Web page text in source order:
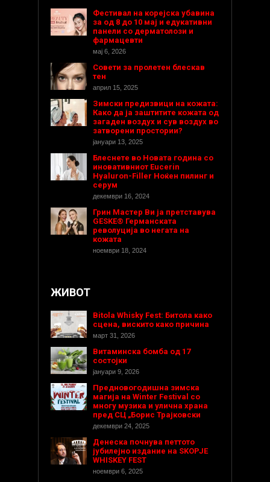
Фестивал на корејска убавина
за од 8 до 10 мај и едукативни
панели со дерматолози и
фармацевти
мај 6, 2026
Совети за пролетен блескав
тен
април 15, 2025
Зимски предизвици на кожата:
Како да ја заштитите кожата од
загаден воздух и сув воздух во
затворени простории?
јануари 13, 2025
Блеснете во Новата година со
иновативниот Eucerin
Hyaluron-Filler Ноќен пилинг и
серум
декември 16, 2024
Грин Мастер Ви ја претставува
GESKE® Германската
револуција во негата на
кожата
ноември 18, 2024
ЖИВОТ
Bitola Whisky Fest: Битола како
сцена, вискито како причина
март 31, 2026
Витаминска бомба од 17
состојки
јануари 9, 2026
Предновогодишнa зимска
магија на Winter Festival со
многу музика и улична храна
пред СЦ „Борис Трајковски
декември 24, 2025
Денеска почнува петтото
јубилејно издание на SKOPJE
WHISKEY FEST
ноември 6, 2025